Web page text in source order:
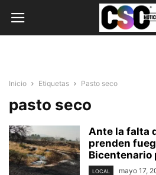
Inicio Etiquetas Pasto seco
pasto seco
Ante la falta
prenden
Bicentenario
LOCAL mayo 17,